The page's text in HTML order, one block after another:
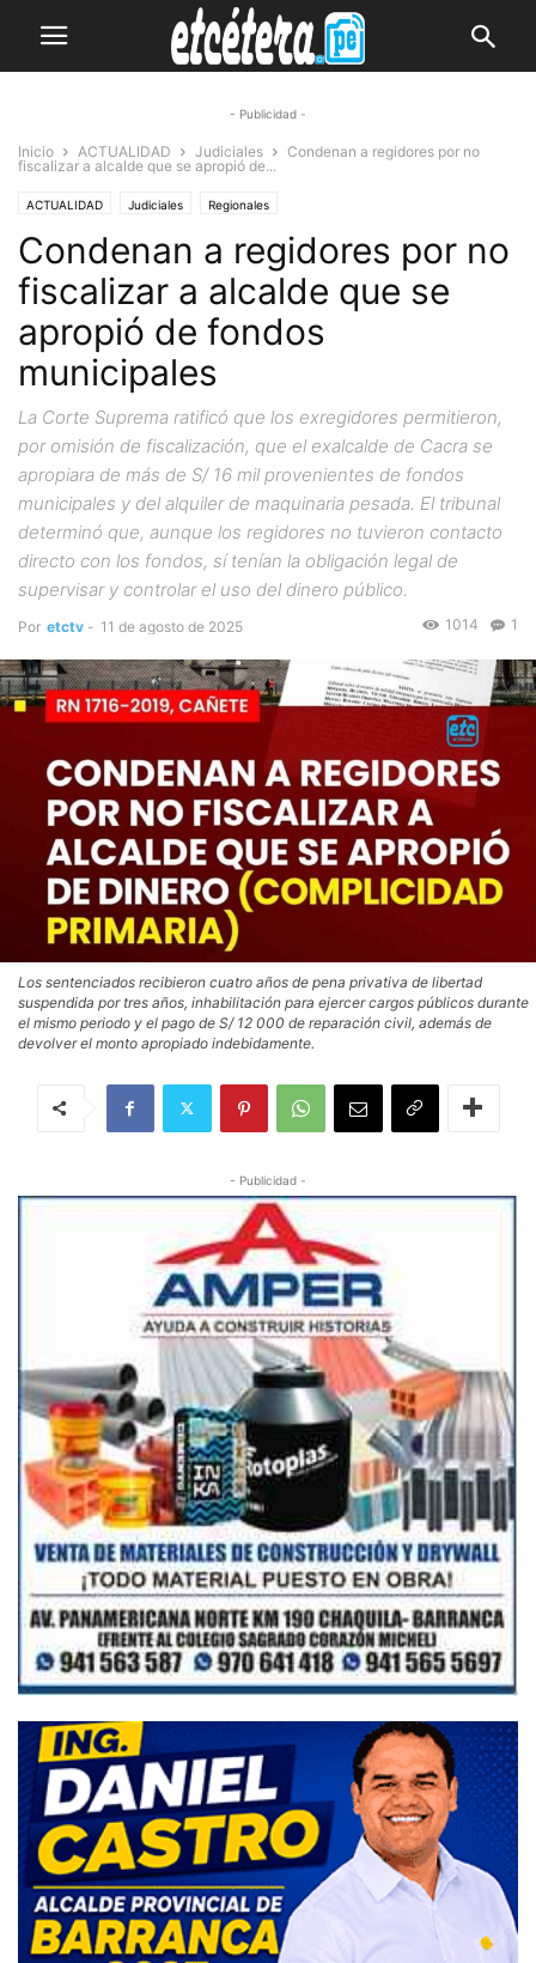
- Publicidad -
Inicio ACTUALIDAD Judiciales
Condenan a regidores por no
fiscalizar a alcalde que se apropió de...
ACTUALIDAD Judiciales Regionales
Condenan a regidores por no
fiscalizar a alcalde que se
apropió de fondos
municipales
La Corte Suprema ratificó que los exregidores permitieron,
por omisión de fiscalización, que el exalcalde de Cacra se
apropiara de más de S/ 16 mil provenientes de fondos
municipales y del alquiler de maquinaria pesada. El tribunal
determinó que, aunque los regidores no tuvieron contacto
directo con los fondos, sí tenían la obligación legal de
supervisar y controlar el uso del dinero público.
Por etctv - 11 de agosto de 2025 1
1014
Los sentenciados recibieron cuatro años de pena privativa de libertad
suspendida por tres años, inhabilitación para ejercer cargos públicos durante
el mismo periodo y el pago de S/ 12 000 de reparación civil, además de
devolver el monto apropiado indebidamente.
- Publicidad -